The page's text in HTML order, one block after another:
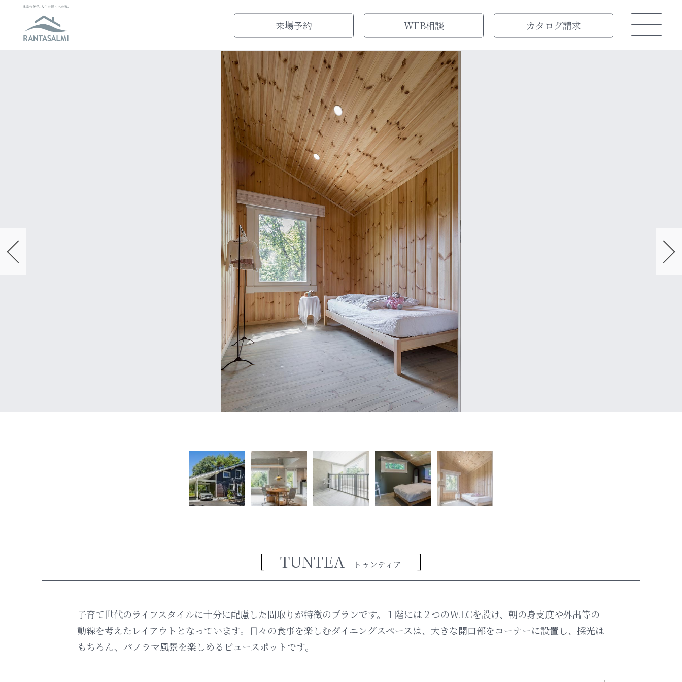
来場予約 WEB相談 カタログ請求
TUNTEA トゥンティア
子育て世代のライフスタイルに十分に配慮した間取りが特徴のプランです。１階には２つのW.I.Cを設け、朝の身支度や外出等の
動線を考えたレイアウトとなっています。日々の食事を楽しむダイニングスペースは、大きな開口部をコーナーに設置し、採光は
もちろん、パノラマ風景を楽しめるビュースポットです。